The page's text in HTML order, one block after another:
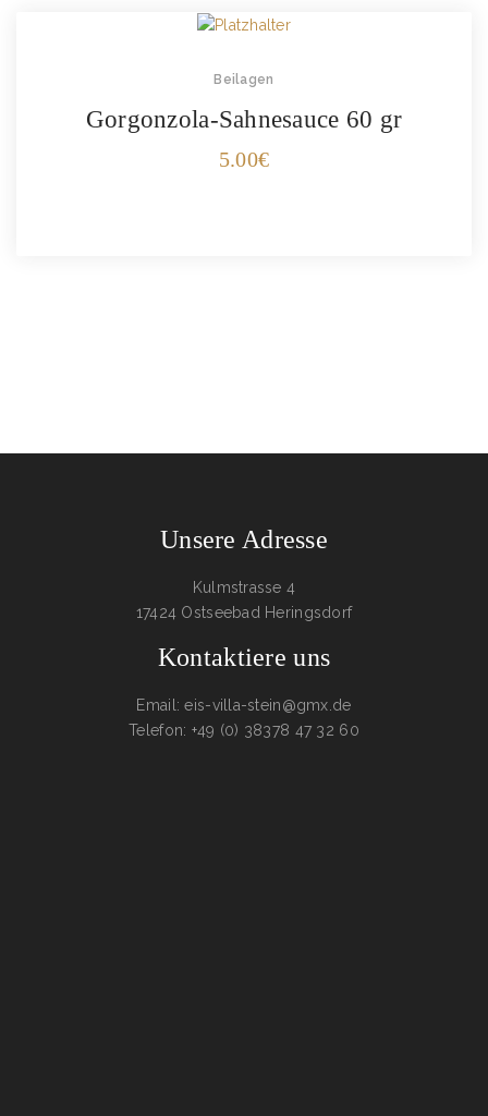
Beilagen
Gorgonzola-Sahnesauce 60 gr
5.00€
Unsere Adresse
Kulmstrasse 4
17424 Ostseebad Heringsdorf
Kontaktiere uns
Email: eis-villa-stein@gmx.de
Telefon: +49 (0) 38378 47 32 60